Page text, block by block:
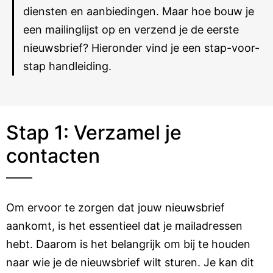
diensten en aanbiedingen. Maar hoe bouw je
een mailinglijst op en verzend je de eerste
nieuwsbrief? Hieronder vind je een stap-voor-
stap handleiding.
Stap 1: Verzamel je
contacten
Om ervoor te zorgen dat jouw nieuwsbrief
aankomt, is het essentieel dat je mailadressen
hebt. Daarom is het belangrijk om bij te houden
naar wie je de nieuwsbrief wilt sturen. Je kan dit